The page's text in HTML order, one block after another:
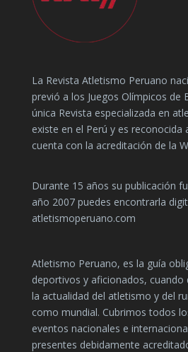
La Revista Atletismo Peruano
previó a los Juegos Olímpicos de
única Revista especializada en
existe en el Perú y es reconocida
cuenta con la acreditación de la
Durante 15 años su publicación
año 2007 puedes encontrarla
atletismoperuano.com
Atletismo Peruano, es la guía
deportivos y aficionados, cuando
la actualidad del atletismo y del
como mundial. Cubrimos todos
eventos nacionales e
presentes debidamente